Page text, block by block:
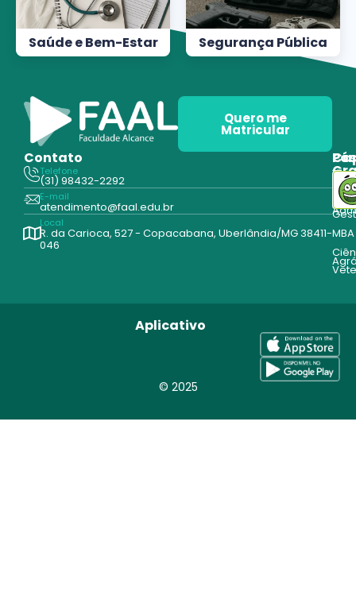
Saúde e Bem-Estar Segurança Pública
Quero me
Matricular
Contato
Telefone
(31) 98432-2292
E-mail
atendimento@faal.edu.br
Local
R. da Carioca, 527 - Copacabana, Uberlândia/MG 38411-
046
MBA
© 2025
Aplicativo